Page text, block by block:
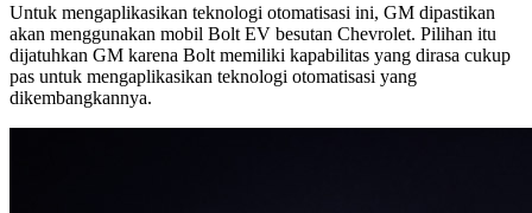
Untuk mengaplikasikan teknologi otomatisasi ini, GM dipastikan
akan menggunakan mobil Bolt EV besutan Chevrolet. Pilihan itu
dijatuhkan GM karena Bolt memiliki kapabilitas yang dirasa cukup
pas untuk mengaplikasikan teknologi otomatisasi yang
dikembangkannya.